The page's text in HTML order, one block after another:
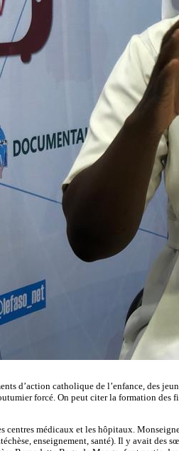
d’action catholique de l’enfance, des
forcé. On peut citer la formation des
centres médicaux et les hôpitaux.
enseignement, santé). Il y avait des